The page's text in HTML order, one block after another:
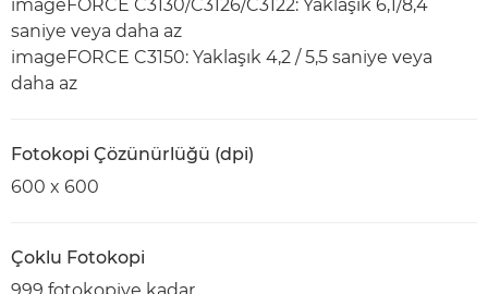
imageFORCE C3130/C3126/C3122: Yaklaşık 6,1/8,4
saniye veya daha az
imageFORCE C3150: Yaklaşık 4,2 / 5,5 saniye veya
daha az
Fotokopi Çözünürlüğü (dpi)
600 x 600
Çoklu Fotokopi